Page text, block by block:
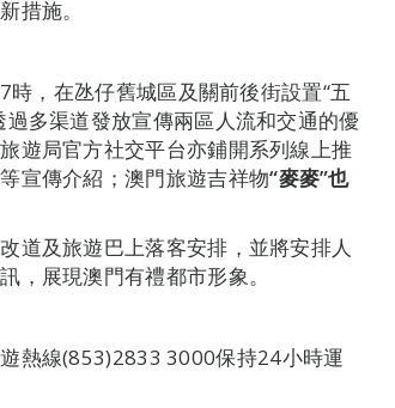
措施。
，在氹仔舊城區及關前後街設置“五
多渠道發放宣傳兩區人流和交通的優
遊局官方社交平台亦鋪開系列線上推
宣傳介紹；澳門旅遊吉祥物“麥麥”也
道及旅遊巴上落客安排，並將安排人
，展現澳門有禮都市形象。
熱線(853)2833 3000保持24小時運